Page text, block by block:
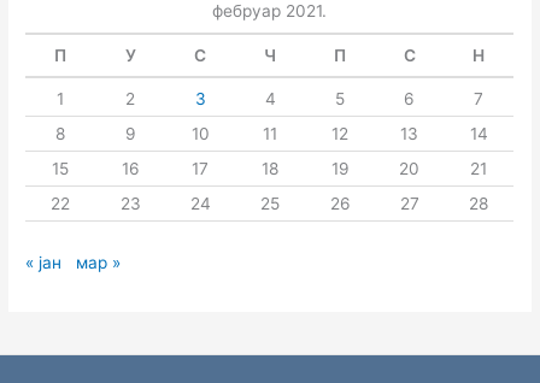
фебруар 2021.
П У С Ч П С Н
1 2 3 4 5 6
7
8
9 10 11 12 13
14
15
16 17 18 19 20
21
22
23 24 25 26 27 28
« јан мар »